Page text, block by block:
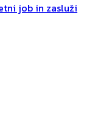
job in zasluži